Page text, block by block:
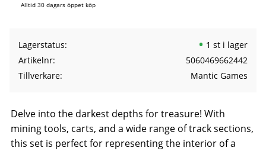
Alltid 30 dagars öppet köp
Lagerstatus
1 st i lager
Artikelnr
5060469662442
Tillverkare
Mantic Games
Delve into the darkest depths for treasure! With
mining tools, carts, and a wide range of track sections,
this set is perfect for representing the interior of a